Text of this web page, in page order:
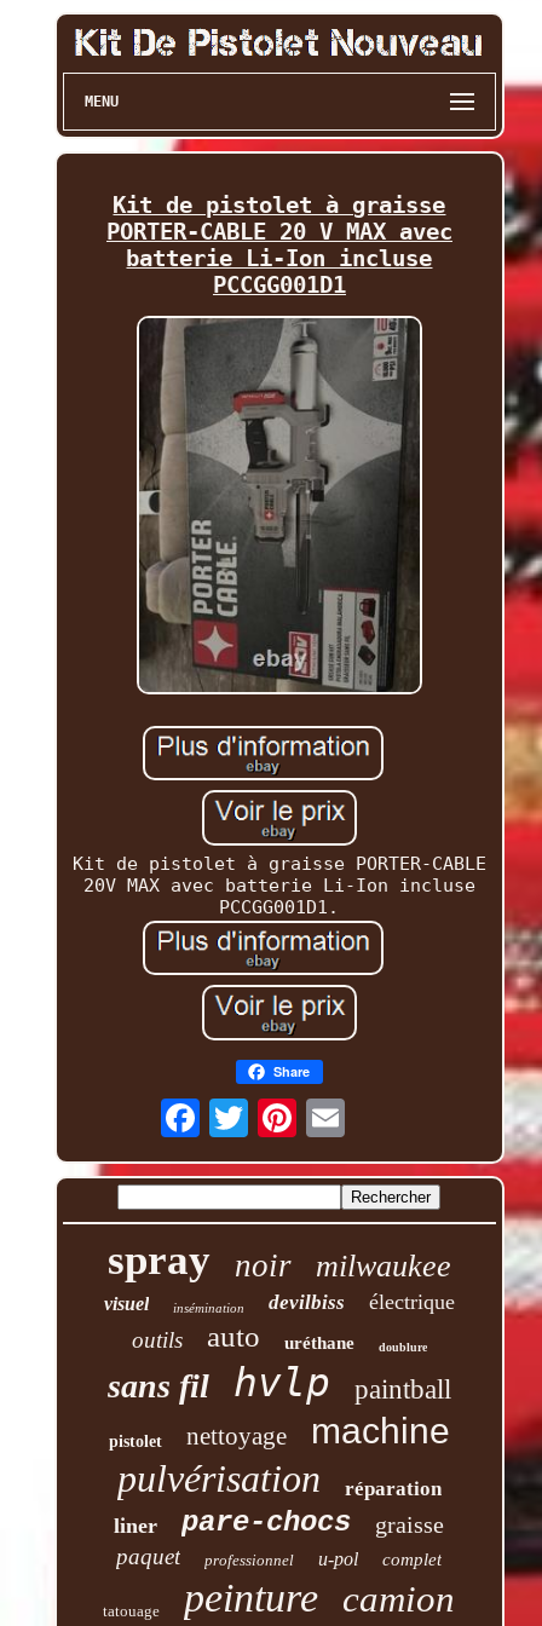
MENU
Kit de pistolet à graisse
PORTER-CABLE 20 V MAX avec
batterie Li-Ion incluse
PCCGG001D1
Kit de pistolet à graisse PORTER-CABLE
20V MAX avec batterie Li-Ion incluse
PCCGG001D1.
Share
spray noir milwaukee
visuel insémination devilbiss électrique
outils auto uréthane doublure
sans fil hvlp paintball
pistolet nettoyage machine
pulvérisation réparation
liner pare-chocs graisse
paquet professionnel u-pol complet
tatouage peinture camion